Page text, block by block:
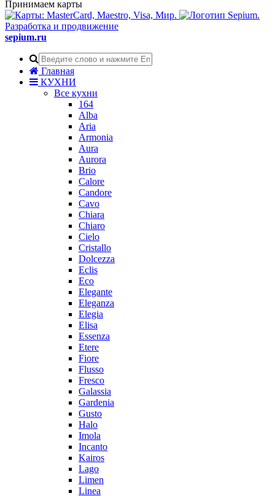
Принимаем карты
Разработка и продвижение
sepium.ru
Главная
КУХНИ
Все кухни
164
Alba
Aria
Armonia
Aura
Aurora
Brio
Calore
Candore
Cavo
Chiara
Chiaro
Cielo
Cristallo
Dolcezza
Eclis
Eco
Elegante
Eleganza
Elegia
Elisa
Essenza
Etere
Fiore
Flusso
Fresco
Galassia
Gardenia
Gusto
Halo
Imola
Incanto
Kairos
Lago
Limen
Linea